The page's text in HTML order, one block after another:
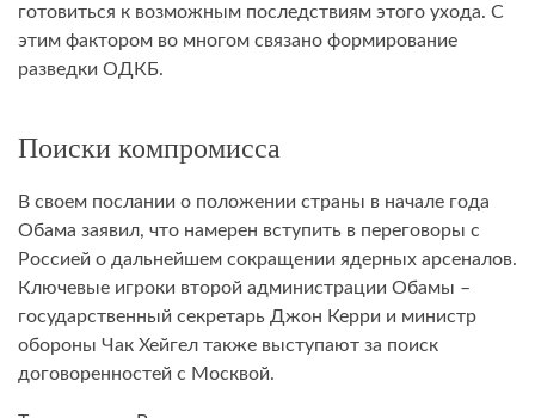
готовиться к возможным последствиям этого ухода. С
этим фактором во многом связано формирование
разведки ОДКБ.
Поиски компромисса
В своем послании о положении страны в начале года
Обама заявил, что намерен вступить в переговоры с
Россией о дальнейшем сокращении ядерных арсеналов.
Ключевые игроки второй администрации Обамы –
государственный секретарь Джон Керри и министр
обороны Чак Хейгел также выступают за поиск
договоренностей с Москвой.